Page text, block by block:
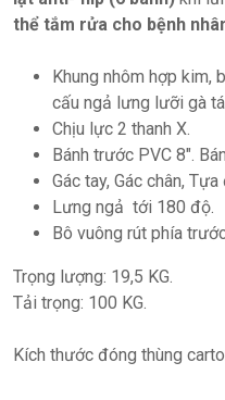
thể tắm rửa cho bệnh
Khung nhôm hợp kim,
cấu ngả lưng lưỡi gà
Chịu lực 2 thanh X.
Bánh trước PVC 8″.
Gác tay, Gác chân,
Lưng ngả tới 180 độ.
Bô vuông rút phía
Trọng lượng: 19,5 KG.
Tải trọng: 100 KG.
Kích thước đóng thùng